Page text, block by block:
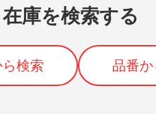
庫を検索する
検索 品番